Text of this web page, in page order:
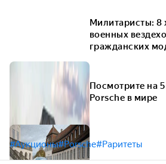
Милитаристы: 8
военных
гражданских
Посмотрите на
Porsche в мире
#Аукционы#Porsche#Раритеты